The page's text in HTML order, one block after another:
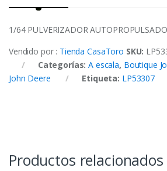
1/64 PULVERIZADOR
Vendido por : Tienda CasaToro SKU:
Categorías:A escala, Boutique
John Deere
Etiqueta: LP53307
Productos relacionados